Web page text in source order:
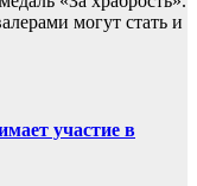
могут стать и
участие в